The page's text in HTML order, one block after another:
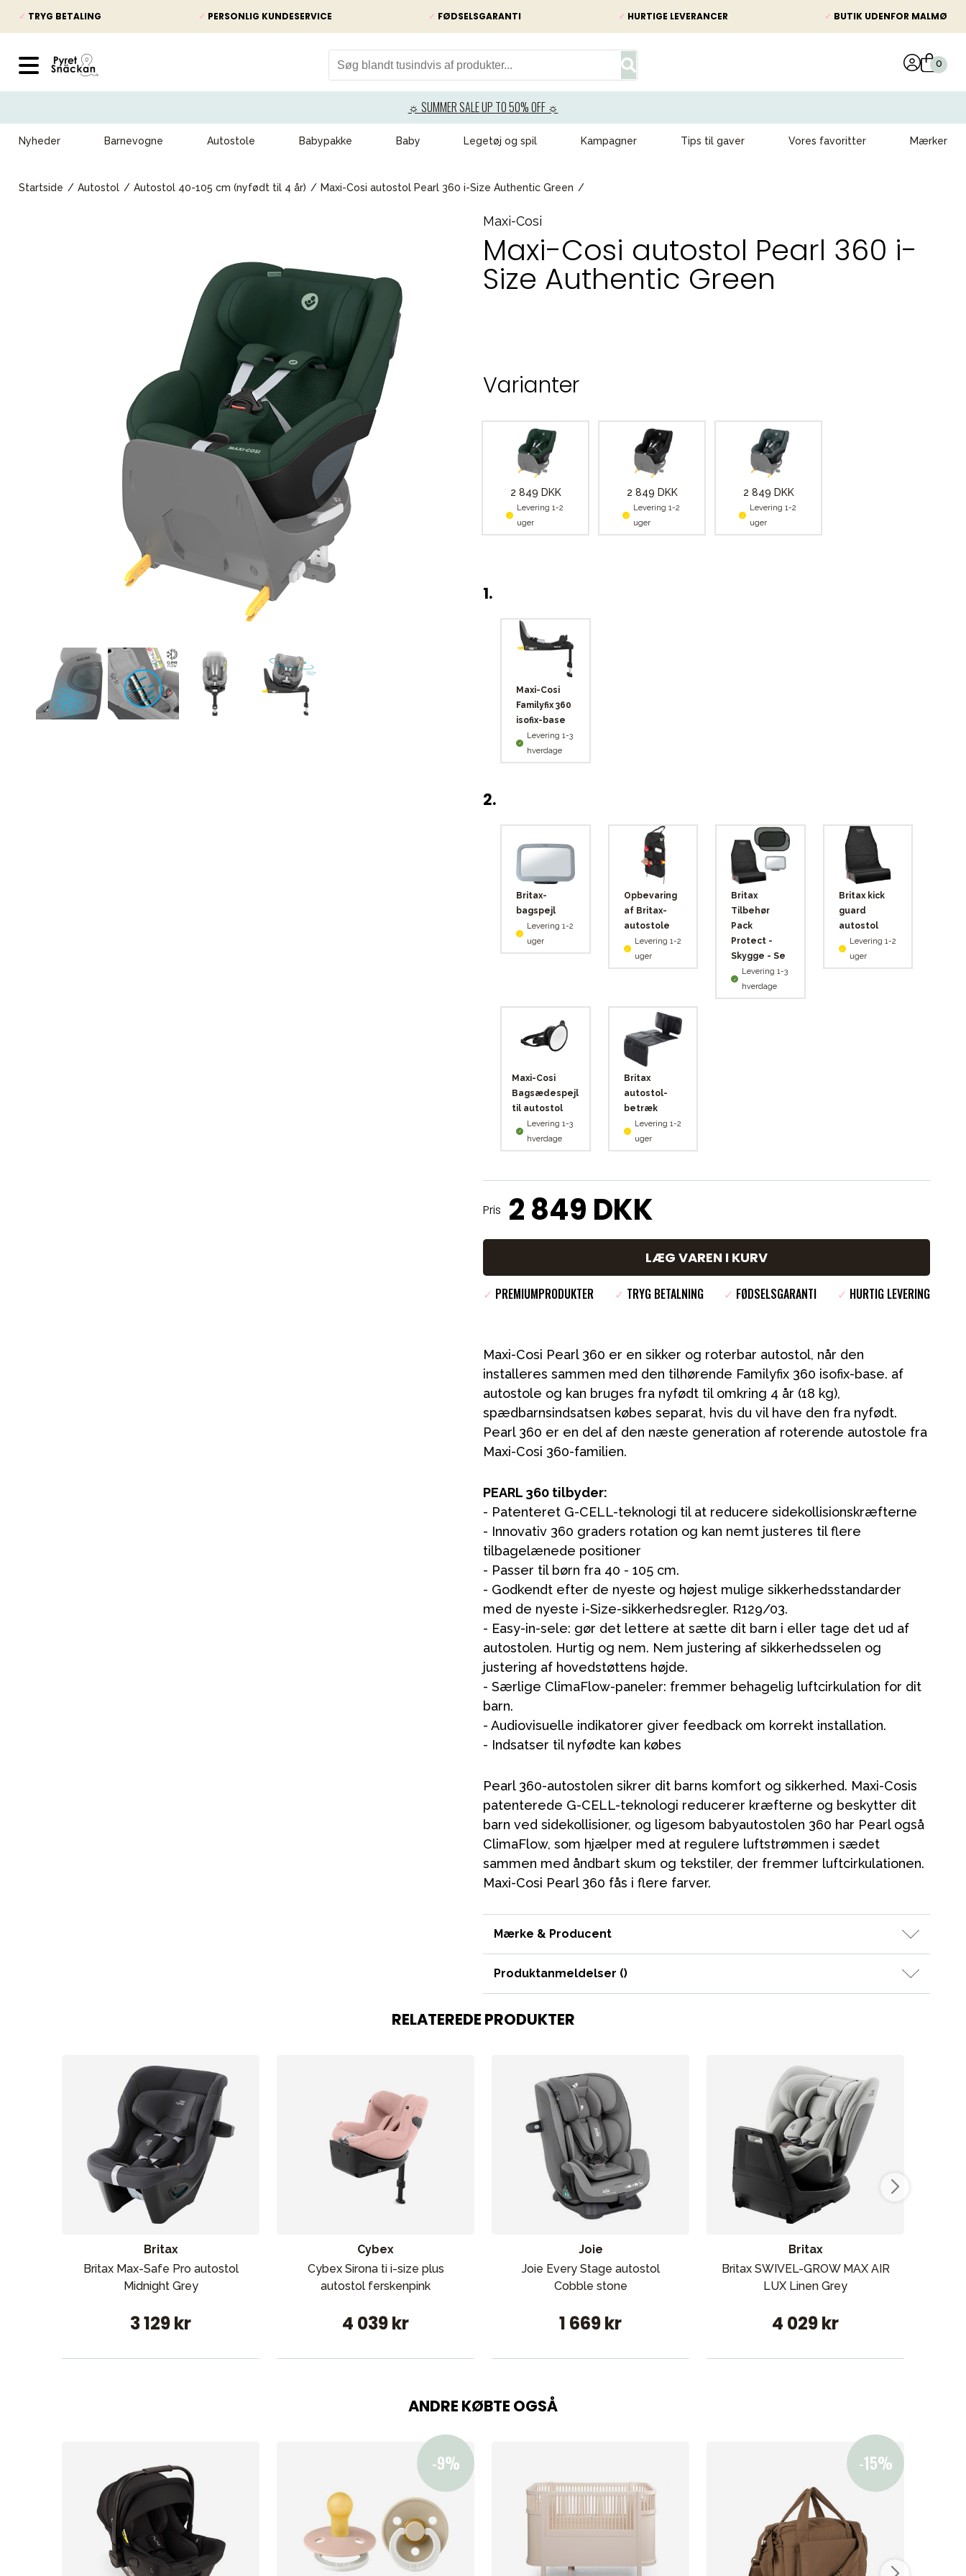
✓ TRYG BETALING ✓ PERSONLIG KUNDESERVICE ✓ FØDSELSGARANTI ✓ HURTIGE LEVERANCER ✓ BUTIK UDENFOR MALMØ
☼ SUMMER SALE UP TO 50% OFF ☼
Nyheder Barnevogne Autostole Babypakke Baby Legetøj og spil Kampagner Tips til gaver Vores favoritter Mærker
Startside Autostol Autostol 40-105 cm (nyfødt til 4 år) Maxi-Cosi autostol Pearl 360 i-Size Authentic Green
Maxi-Cosi
Maxi-Cosi autostol Pearl 360 i-
Size Authentic Green
Varianter
2 849 DKK
Levering 1-2
uger
2 849 DKK
Levering 1-2
uger
2 849 DKK
Levering 1-2
uger
1.
Maxi-Cosi
Familyfix 360
isofix-base
Levering 1-3
hverdage
2.
Britax-
bagspejl
Levering 1-2
uger
Opbevaring
af Britax-
autostole
Levering 1-2
uger
Britax
Tilbehør
Pack
Protect -
Skygge - Se
Levering 1-3
hverdage
Britax kick
guard
autostol
Levering 1-2
uger
Maxi-Cosi
Bagsædespejl
til autostol
Levering 1-3
hverdage
Britax
autostol-
betræk
Levering 1-2
uger
Pris 2 849 DKK
LÆG VAREN I KURV
✓ PREMIUMPRODUKTER ✓ TRYG BETALNING ✓ FØDSELSGARANTI ✓ HURTIG LEVERING
Maxi-Cosi Pearl 360 er en sikker og roterbar autostol, når den
installeres sammen med den tilhørende Familyfix 360 isofix-base. af
autostole og kan bruges fra nyfødt til omkring 4 år (18 kg),
spædbarnsindsatsen købes separat, hvis du vil have den fra nyfødt.
Pearl 360 er en del af den næste generation af roterende autostole fra
Maxi-Cosi 360-familien.
PEARL 360 tilbyder:
- Patenteret G-CELL-teknologi til at reducere sidekollisionskræfterne
- Innovativ 360 graders rotation og kan nemt justeres til flere
tilbagelænede positioner
- Passer til børn fra 40 - 105 cm.
- Godkendt efter de nyeste og højest mulige sikkerhedsstandarder
med de nyeste i-Size-sikkerhedsregler. R129/03.
- Easy-in-sele: gør det lettere at sætte dit barn i eller tage det ud af
autostolen. Hurtig og nem. Nem justering af sikkerhedsselen og
justering af hovedstøttens højde.
- Særlige ClimaFlow-paneler: fremmer behagelig luftcirkulation for dit
barn.
- Audiovisuelle indikatorer giver feedback om korrekt installation.
- Indsatser til nyfødte kan købes
Pearl 360-autostolen sikrer dit barns komfort og sikkerhed. Maxi-Cosis
patenterede G-CELL-teknologi reducerer kræfterne og beskytter dit
barn ved sidekollisioner, og ligesom babyautostolen 360 har Pearl også
ClimaFlow, som hjælper med at regulere luftstrømmen i sædet
sammen med åndbart skum og tekstiler, der fremmer luftcirkulationen.
Maxi-Cosi Pearl 360 fås i flere farver.
Mærke & Producent
Produktanmeldelser ()
RELATEREDE PRODUKTER
Britax
Britax Max-Safe Pro autostol
Midnight Grey
3 129 kr
Cybex
Cybex Sirona ti i-size plus
autostol ferskenpink
4 039 kr
Joie
Joie Every Stage autostol
Cobble stone
1 669 kr
Britax
Britax SWIVEL-GROW MAX AIR
LUX Linen Grey
4 029 kr
ANDRE KØBTE OGSÅ
VÅRT SORTIMENT
Mor & Far
Møbler & sengetøj
Tilbehør
Reservedele
Kampagner
Tips til gaver
Mærker